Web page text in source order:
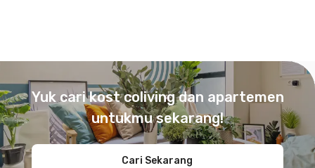
Yuk cari kost coliving dan apartemen
untukmu sekarang!
Cari Sekarang